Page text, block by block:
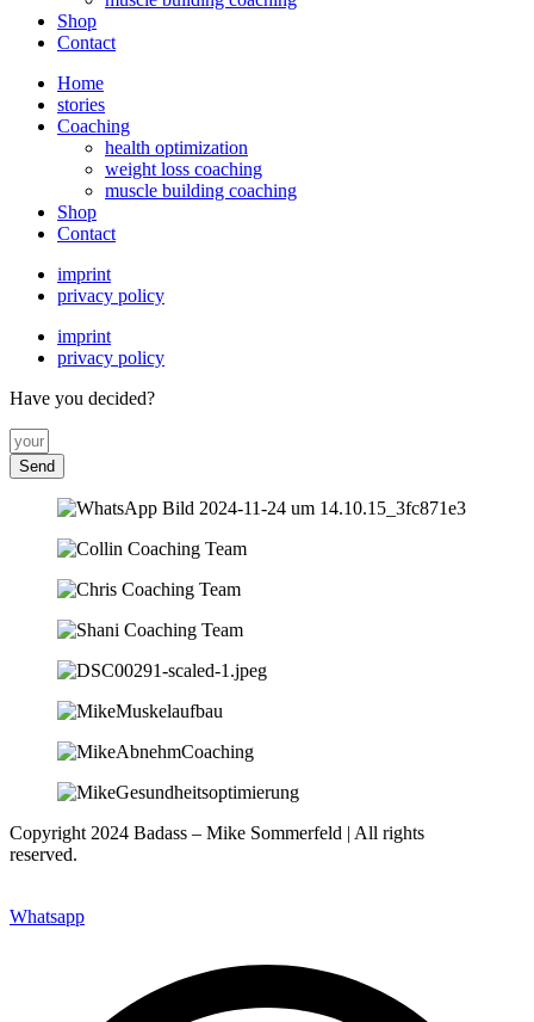
Shop
Contact
Home
stories
Coaching
health optimization
weight loss coaching
muscle building coaching
Shop
Contact
imprint
privacy policy
imprint
privacy policy
Have you decided?
Send
Copyright 2024 Badass – Mike Sommerfeld | All rights
reserved.
Whatsapp